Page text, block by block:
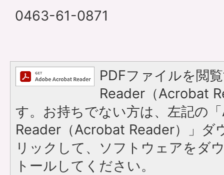
0463-61-0871
PDFファイルを閲
Reader（Acrobat
す。お持ちでない方は、左記の
Reader（Acrobat Reader）」ダ
リックして、ソフトウェアをダ
トールしてください。